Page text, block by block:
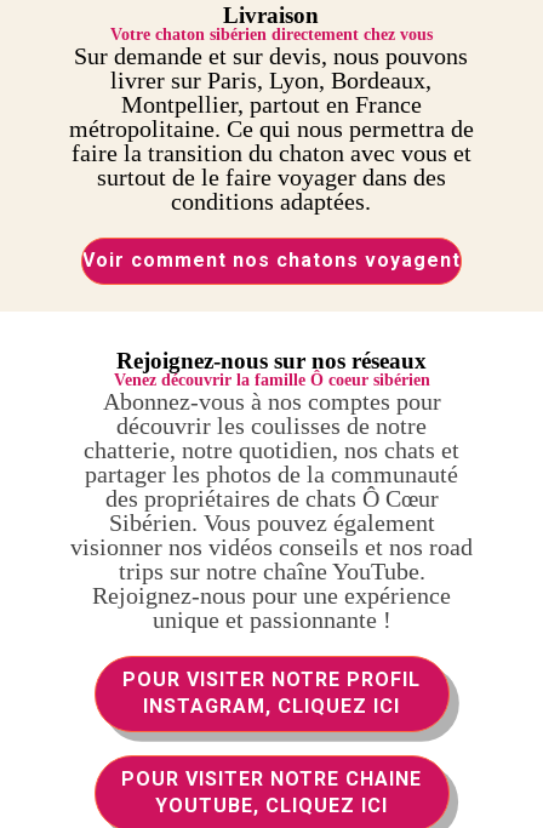
Livraison
Votre chaton sibérien directement chez vous
Sur demande et sur devis, nous pouvons
livrer sur Paris, Lyon, Bordeaux,
Montpellier, partout en France
métropolitaine. Ce qui nous permettra de
faire la transition du chaton avec vous et
surtout de le faire voyager dans des
conditions adaptées.
Voir comment nos chatons voyagent
Rejoignez-nous sur nos réseaux
Venez découvrir la famille Ô coeur sibérien
Abonnez-vous à nos comptes pour
découvrir les coulisses de notre
chatterie, notre quotidien, nos chats et
partager les photos de la communauté
des propriétaires de chats Ô Cœur
Sibérien. Vous pouvez également
visionner nos vidéos conseils et nos road
trips sur notre chaîne YouTube.
Rejoignez-nous pour une expérience
unique et passionnante !
POUR VISITER NOTRE PROFIL
INSTAGRAM, CLIQUEZ ICI
POUR VISITER NOTRE CHAINE
YOUTUBE, CLIQUEZ ICI